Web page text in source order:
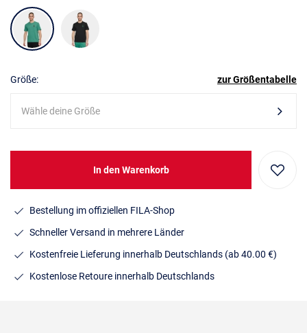
Größe: zur Größentabelle
Wähle deine Größe
In den Warenkorb
Bestellung im offiziellen FILA-Shop
Schneller Versand in mehrere Länder
Kostenfreie Lieferung innerhalb Deutschlands (ab 40.00 €)
Kostenlose Retoure innerhalb Deutschlands